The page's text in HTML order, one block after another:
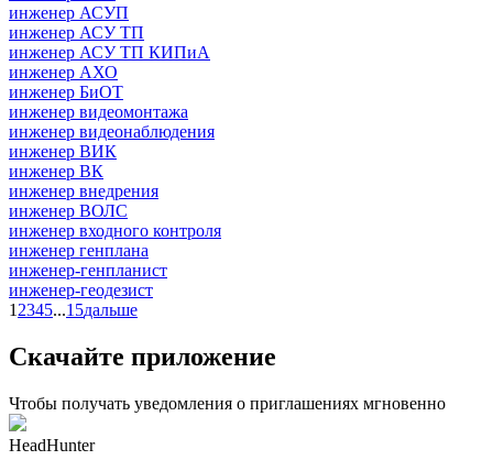
инженер АСУП
инженер АСУ ТП
инженер АСУ ТП КИПиА
инженер АХО
инженер БиОТ
инженер видеомонтажа
инженер видеонаблюдения
инженер ВИК
инженер ВК
инженер внедрения
инженер ВОЛС
инженер входного контроля
инженер генплана
инженер-генпланист
инженер-геодезист
1 2345...15дальше
Скачайте приложение
Чтобы получать уведомления о приглашениях мгновенно
HeadHunter